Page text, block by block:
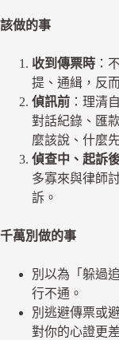
該做的事
收到傳票時 ：
提、通緝，反
偵訊前 ：理清
對話紀錄、匯
麼該說、什麼
偵查中、起訴
多寡來與律師
訴。
千萬別做的事
別以為「躲過
行不通。
別逃避傳票或
對你的心證更